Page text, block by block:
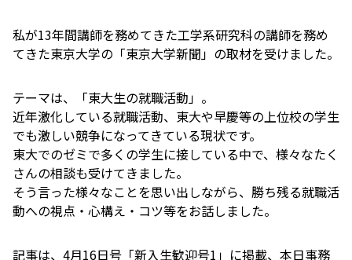
私が13年間講師を務めてきた工学系研究科の講師を務め
てきた東京大学の「東京大学新聞」の取材を受けました。
テーマは、「東大生の就職活動」。
近年激化している就職活動、東大や早慶等の上位校の学生
でも激しい競争になってきている現状です。
東大でのゼミで多くの学生に接している中で、様々なたく
さんの相談も受けてきました。
そう言った様々なことを思い出しながら、勝ち残る就職活
動への視点・心構え・コツ等をお話しました。
記事は、4月16日号「新入生歓迎号1」に掲載、本日事務